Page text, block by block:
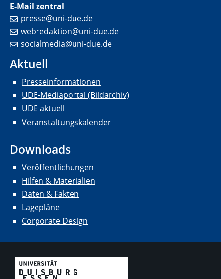
E-Mail zentral
presse@uni-due.de
webredaktion@uni-due.de
socialmedia@uni-due.de
Aktuell
Presseinformationen
UDE-Mediaportal (Bildarchiv)
UDE aktuell
Veranstaltungskalender
Downloads
Veröffentlichungen
Hilfen & Materialien
Daten & Fakten
Lagepläne
Corporate Design